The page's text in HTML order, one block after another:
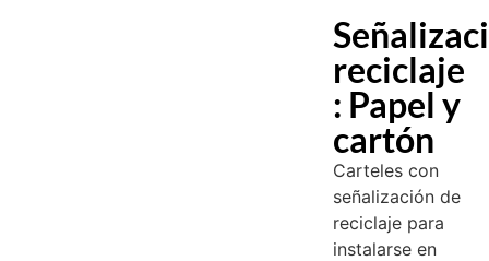
reciclaje
: Papel y
cartón
Carteles con
señalización de
reciclaje para
instalarse en